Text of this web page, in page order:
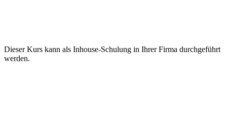
Dieser Kurs kann als Inhouse-Schulung in Ihrer Firma durchgeführt
werden.